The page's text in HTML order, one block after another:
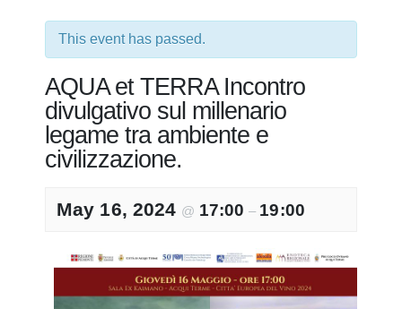
This event has passed.
AQUA et TERRA Incontro
divulgativo sul millenario
legame tra ambiente e
civilizzazione.
May 16, 2024 @ 17:00– 19:00